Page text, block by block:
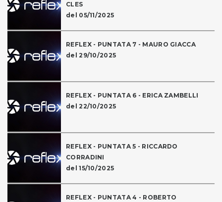
CLES
del 05/11/2025
REFLEX - PUNTATA 7 - MAURO GIACCA
del 29/10/2025
REFLEX - PUNTATA 6 - ERICA ZAMBELLI
del 22/10/2025
REFLEX - PUNTATA 5 - RICCARDO
CORRADINI
del 15/10/2025
REFLEX - PUNTATA 4 - ROBERTO